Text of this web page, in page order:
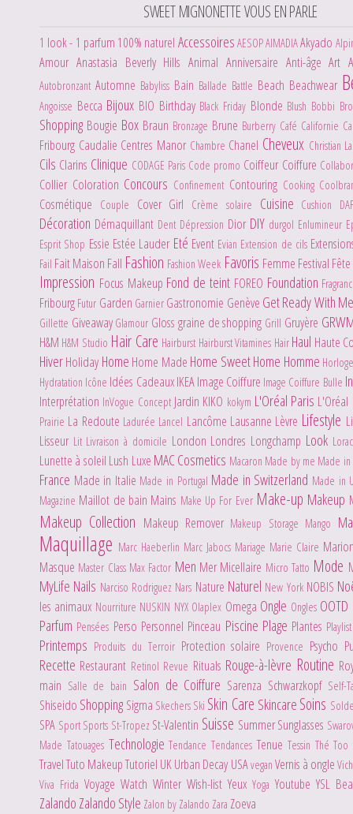
SWEET MIGNONETTE VOUS EN PARLE
1 look - 1 parfum 100% naturel Accessoires AESOPAIMADIAAkyado
Amour Anastasia Beverly HillsAnimal Anniversaire Anti-âgeArt
Autobronzant Automne Babyliss Bain Ballade Battle Beach Beachwear
Angoisse Becca Bijoux BIO Birthday Black Friday Blonde Blush Bobbi
Shopping Bougie Box Braun Bronzage Brune Burberry Café Californie
Fribourg Caudalie Centres Manor Chambre Chanel Cheveux Christian
Cils Clarins Clinique CODAGE Paris Code promo Coiffeur Coiffure
Collier Coloration Concours Confinement Contouring Cooking
Cosmétique Couple Cover Girl Crème solaire Cuisine Cushion
Décoration Démaquillant Dent Dépression Dior DIY durgol Enlumineur
Esprit Shop Essie Estée Lauder Eté Event Evian Extension de cils
Fail Fait Maison Fall Fashion Fashion Week Favoris Femme Festival
Impression Focus Makeup Fond de teint FOREO Foundation
Fribourg Futur Garden Garnier Gastronomie Genève Get Ready With
Gillette Giveaway Glamour Gloss graine de shopping Grill Gruyère
H&M H&M Studio Hair Care Hairburst Hairburst Vitamines Hair Haul Haute
HiverHoliday Home Home Made Home Sweet Home Homme
Hydratation Icône Idées CadeauxIKEAImage Coiffure Image Coiffure Bulle
Interprétation InVogue Concept Jardin KIKO kokym L'Oréal Paris
Prairie La Redoute Ladurée Lancel Lancôme Lausanne Lèvre Lifestyle
Lisseur Lit Livraison à domicile London Londres Longchamp Look
Lunette à soleil Lush Luxe MAC Cosmetics Macaron Made by me Made
France Made in Italie Made in Portugal Made in Switzerland Made in
Magazine Maillot de bain Mains Make Up For Ever Make-up Makeup
Makeup Collection Makeup Remover Makeup Storage Mango
Maquillage Marc Haeberlin Marc Jabocs Mariage Marie Claire
Masque Master Class Max Factor Men MerMicellaire Micro Tatto Mode
MyLife Nails Narciso Rodriguez Nars Nature Naturel New York NOBIS
les animaux Nourriture NUSKIN NYX Olaplex Omega Ongle Ongles OOTD
Parfum Pensées Perso Personnel Pinceau Piscine Plage Plantes
Printemps Produits du Terroir Protection solaire Provence Psycho
Recette Restaurant Retinol Revue Rituals Rouge-à-lèvre Routine
main Salle de bain Salon de Coiffure Sarenza Schwarzkopf Self-
Shiseido Shopping Sigma Skechers Ski Skin Care Skincare Soins
SPA Sport Sports St-Tropez St-Valentin Suisse SummerSunglasses
Made Tatouages TechnologieTendanceTendancesTenue Tessin Thé
TravelTuto MakeupTutoriel UKUrban Decay USAvegan Vernis à ongle
Viva Frida Voyage Watch Winter Wish-list Yeux Yoga Youtube YSL
Zalando Zalando Style Zalon by Zalando Zara Zoeva